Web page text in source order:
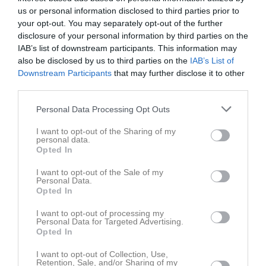
us or personal information disclosed to third parties prior to
your opt-out. You may separately opt-out of the further
disclosure of your personal information by third parties on the
IAB’s list of downstream participants. This information may
also be disclosed by us to third parties on the IAB’s List of
Downstream Participants that may further disclose it to other
Personal Data Processing Opt Outs
I want to opt-out of the Sharing of my
personal data.
Opted In
I want to opt-out of the Sale of my
Personal Data.
Opted In
I want to opt-out of processing my
Personal Data for Targeted Advertising.
Opted In
I want to opt-out of Collection, Use,
Retention, Sale, and/or Sharing of my
Noah hittar med en fin bollAdriansom rundar målvakten som är
långt ut m,en avslutet tyvärr ej i mål
Noahhittar ävenMiltonmed ett inlägg men nicken strax utanför
Ytterligare stök i matchens slutskede där en hemmaspelare går
över en gräns.. som inte lämpar sig i denna text men vi lyckas
Coach Carlsson
segern och jag hoppas & tror att något kilo kanske faller från
axlarna på några spelare, våra prestationer har inte varit i
parentent med vad tabellen visar men det har vart extremt mycket
stolpe ut inledningsvis.
I lördags visade viKARAKTÄR
och en go fighting spirit hela
matchen
Som så många gånger de sista 6 åren så leder vår
Kapten Sadik
styrkorna på ett föredömligt vis och kul att
Hela laget förtjänar beröm och klapp på axeln.